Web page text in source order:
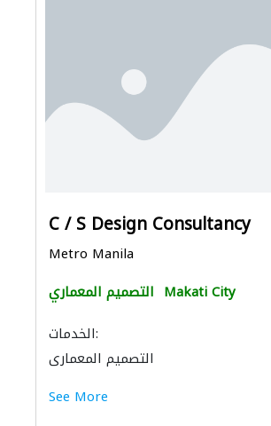
C / S Design Consultancy
Metro Manila
التصميم المعماري Makati City
الخدمات:
التصميم المعماري
See More